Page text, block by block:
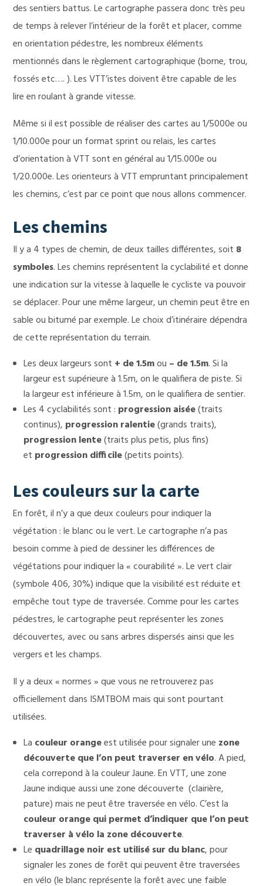
des sentiers battus. Le cartographe passera donc très peu
de temps à relever l’intérieur de la forêt et placer, comme
en orientation pédestre, les nombreux éléments
mentionnés dans le règlement cartographique (borne, trou,
fossés etc…. ). Les VTT’istes doivent être capable de les
lire en roulant à grande vitesse.
Même si il est possible de réaliser des cartes au 1/5000e ou
1/10.000e pour un format sprint ou relais, les cartes
d’orientation à VTT sont en général au 1/15.000e ou
1/20.000e. Les orienteurs à VTT empruntant principalement
les chemins, c’est par ce point que nous allons commencer.
Les chemins
Il y a 4 types de chemin, de deux tailles différentes, soit 8
symboles. Les chemins représentent la cyclabilité et donne
une indication sur la vitesse à laquelle le cycliste va pouvoir
se déplacer. Pour une même largeur, un chemin peut être en
sable ou bitumé par exemple. Le choix d’itinéraire dépendra
de cette représentation du terrain.
Les deux largeurs sont + de 1.5mou – de 1.5m. Si la
largeur est supérieure à 1.5m, on le qualifiera de piste. Si
la largeur est inférieure à 1.5m, on le qualifiera de sentier.
Les 4 cyclabilités sont : progression aisée(traits
continus), progression ralentie(grands traits),
progression lente(traits plus petis, plus fins)
et progression difficile(petits points).
Les couleurs sur la carte
En forêt, il n’y a que deux couleurs pour indiquer la
végétation : le blanc ou le vert. Le cartographe n’a pas
besoin comme à pied de dessiner les différences de
végétations pour indiquer la « courabilité ». Le vert clair
(symbole 406, 30%) indique que la visibilité est réduite et
empêche tout type de traversée. Comme pour les cartes
pédestres, le cartographe peut représenter les zones
découvertes, avec ou sans arbres dispersés ainsi que les
vergers et les champs.
Il y a deux « normes » que vous ne retrouverez pas
officiellement dans ISMTBOM mais qui sont pourtant
utilisées.
La couleur orangeest utilisée pour signaler une zone
découverte que l’on peut traverser en vélo. A pied,
cela correpond à la couleur Jaune. En VTT, une zone
Jaune indique aussi une zone découverte (clairière,
pature) mais ne peut être traversée en vélo. C’est la
couleur orange qui permet d’indiquer que l’on peut
traverser à vélo la zone découverte.
Le quadrillage noir est utilisé sur du blanc, pour
signaler les zones de forêt qui peuvent être traversées
en vélo (le blanc représente la forêt avec une faible